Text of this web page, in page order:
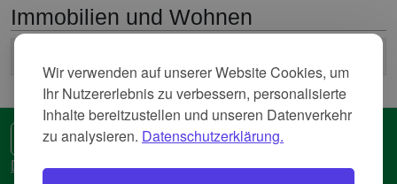
Wir verwenden auf unserer Website Cookies, um
Ihr Nutzererlebnis zu verbessern, personalisierte
Inhalte bereitzustellen und unseren Datenverkehr
zu analysieren. Datenschutzerklärung.
Immobilien und Wohnen
🌍 Eine andere Sprache
Datenschutzerkläreung